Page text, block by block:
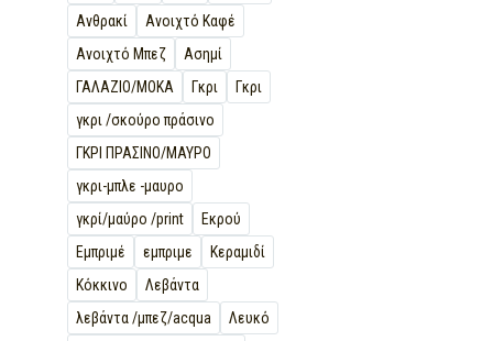
Ανθρακί
Ανοιχτό Καφέ
Ανοιχτό Μπεζ
Ασημί
ΓΑΛΑΖΙΟ/ΜΟΚΑ
Γκρι
Γκρι
γκρι /σκούρο πράσινο
ΓΚΡΙ ΠΡΑΣΙΝΟ/ΜΑΥΡΟ
γκρι-μπλε -μαυρο
γκρί/μαύρο /print
Εκρού
Εμπριμέ
εμπριμε
Κεραμιδί
Κόκκινο
Λεβάντα
λεβάντα /μπεζ/acqua
Λευκό